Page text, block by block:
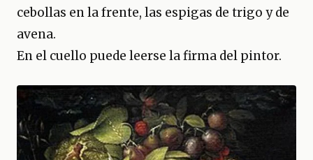
cebollas en la frente, las espigas de trigo y de
avena.
En el cuello puede leerse la firma del pintor.